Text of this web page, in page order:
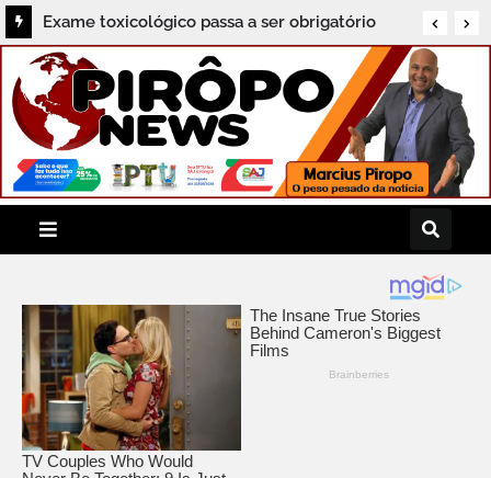
Exame toxicológico passa a ser obrigatório
para primeira CNH na Bahia